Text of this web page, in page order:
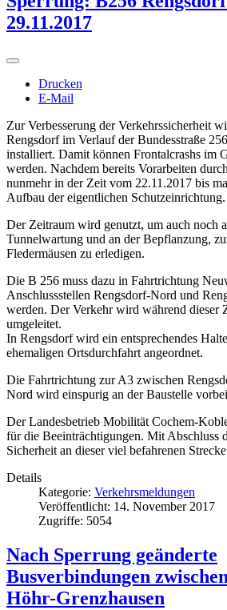
29.11.2017
Drucken
E-Mail
Zur Verbesserung der Verkehrssicherheit
Rengsdorf im Verlauf der Bundesstraße
installiert. Damit können Frontalcrashs im
werden. Nachdem bereits Vorarbeiten
nunmehr in der Zeit vom 22.11.2017 bis
Aufbau der eigentlichen Schutzeinrichtung.
Der Zeitraum wird genutzt, um auch noch
Tunnelwartung und an der Bepflanzung,
Fledermäusen zu erledigen.
Die B 256 muss dazu in Fahrtrichtung
Anschlussstellen Rengsdorf-Nord und
werden. Der Verkehr wird während dieser
umgeleitet.
In Rengsdorf wird ein entsprechendes
ehemaligen Ortsdurchfahrt angeordnet.
Die Fahrtrichtung zur A3 zwischen
Nord wird einspurig an der Baustelle
Der Landesbetrieb Mobilität Cochem-
für die Beeinträchtigungen. Mit Abschluss
Sicherheit an dieser viel befahrenen
Details
Kategorie: Verkehrsmeldungen
Veröffentlicht: 14. November 2017
Zugriffe: 5054
Nach Sperrung geänderte
Busverbindungen
Höhr-Grenzhausen